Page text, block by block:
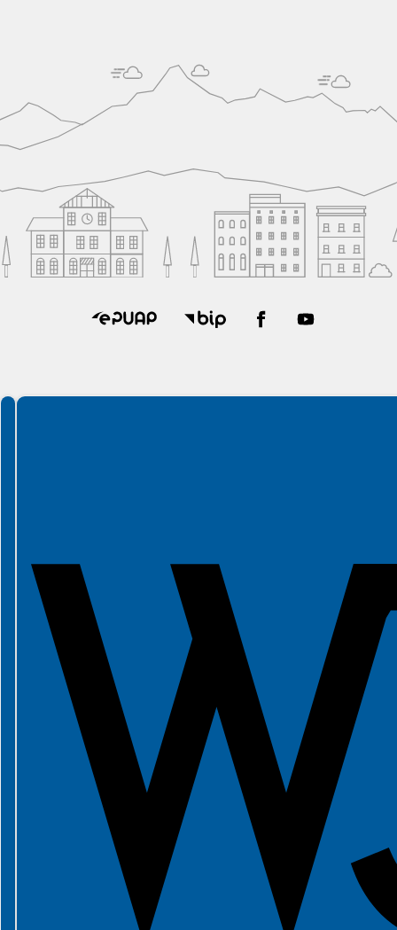
Spełniamy standardy WCAG 2.2
Spełniamy standardy W3C